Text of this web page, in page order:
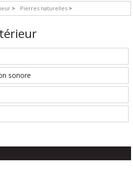
Pierres naturelles
sonore